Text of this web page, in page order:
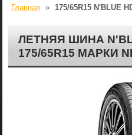
Главная » 175/65R15 N'BLUE
ЛЕТНЯЯ ШИНА
175/65R15 МАРКИ